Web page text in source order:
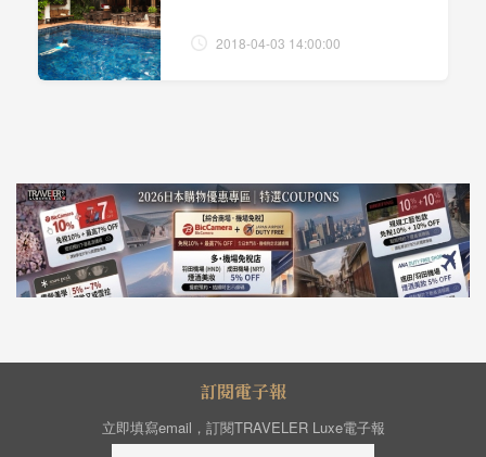
2018-04-03 14:00:00
訂閱電子報
立即填寫email，訂閱TRAVELER Luxe電子報